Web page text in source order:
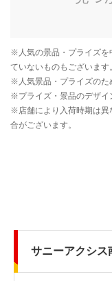
サニーアクシス